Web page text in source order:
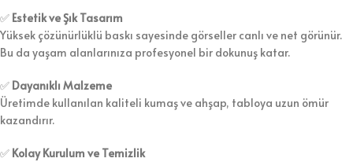
✅ Estetik ve Şık Tasarım
Yüksek çözünürlüklü baskı sayesinde görseller canlı ve net görünür.
Bu da yaşam alanlarınıza profesyonel bir dokunuş katar.
✅ Dayanıklı Malzeme
Üretimde kullanılan kaliteli kumaş ve ahşap, tabloya uzun ömür
kazandırır.
✅ Kolay Kurulum ve Temizlik